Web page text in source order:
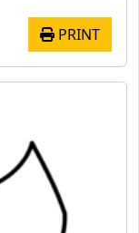
PRINT